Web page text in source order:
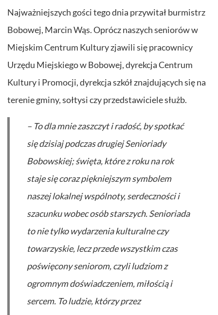
Najważniejszych gości tego dnia przywitał burmistrz
Bobowej, Marcin Wąs. Oprócz naszych seniorów w
Miejskim Centrum Kultury zjawili się pracownicy
Urzędu Miejskiego w Bobowej, dyrekcja Centrum
Kultury i Promocji, dyrekcja szkół znajdujących się na
terenie gminy, sołtysi czy przedstawiciele służb.
– To dla mnie zaszczyt i radość, by spotkać
się dzisiaj podczas drugiej Senioriady
Bobowskiej; święta, które z roku na rok
staje się coraz piękniejszym symbolem
naszej lokalnej wspólnoty, serdeczności i
szacunku wobec osób starszych. Senioriada
to nie tylko wydarzenia kulturalne czy
towarzyskie, lecz przede wszystkim czas
poświęcony seniorom, czyli ludziom z
ogromnym doświadczeniem, miłością i
sercem. To ludzie, którzy przez